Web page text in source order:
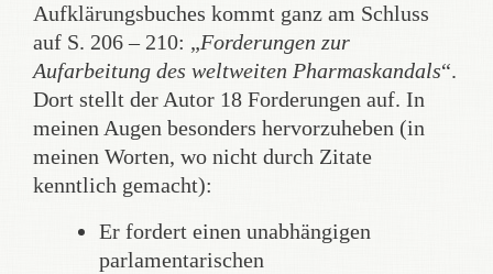
Aufklärungsbuches kommt ganz am Schluss
auf S. 206 – 210: „Forderungen zur
Aufarbeitung des weltweiten Pharmaskandals“.
Dort stellt der Autor 18 Forderungen auf. In
meinen Augen besonders hervorzuheben (in
meinen Worten, wo nicht durch Zitate
kenntlich gemacht):
Er fordert einen unabhängigen
parlamentarischen